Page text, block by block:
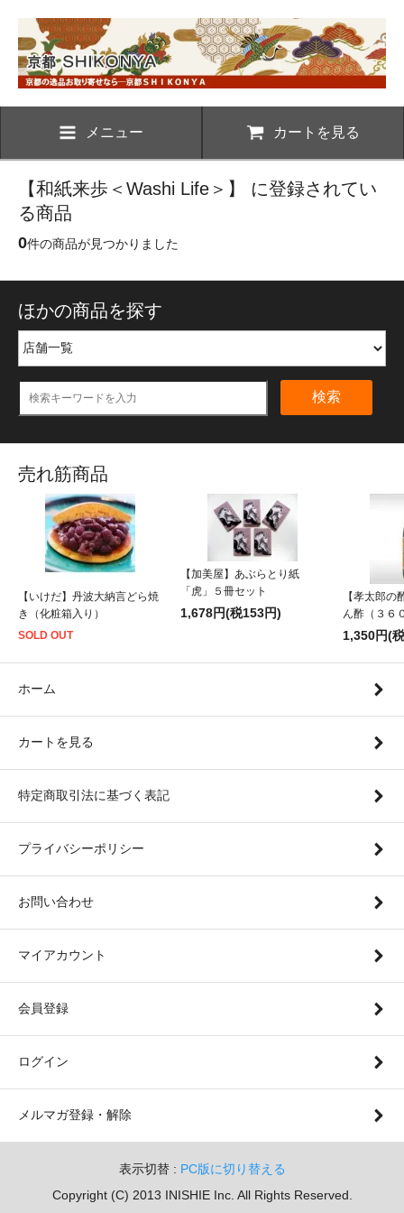
メニュー カートを見る
【和紙来歩＜Washi Life＞】 に登録されてい
る商品
0件の商品が見つかりました
ほかの商品を探す
検索
売れ筋商品
【いけだ】丹波大納言どら焼
き（化粧箱入り）
SOLD OUT
【加美屋】あぶらとり紙
「虎」５冊セット
1,678円(税153円)
【孝太郎の
ん酢（３６
1,350円(
ホーム
カートを見る
特定商取引法に基づく表記
プライバシーポリシー
お問い合わせ
マイアカウント
会員登録
ログイン
メルマガ登録・解除
表示切替 : PC版に切り替える
Copyright (C) 2013 INISHIE Inc. All Rights Reserved.